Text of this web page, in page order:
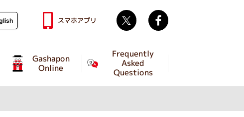
Gashapon
Online
Frequently
Asked
Questions
スマホアプリ Twitter